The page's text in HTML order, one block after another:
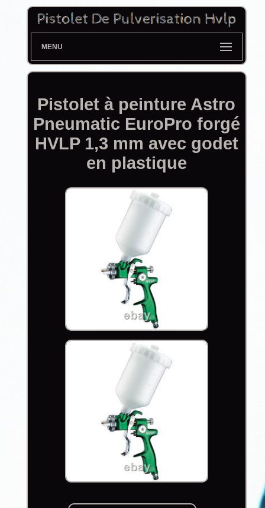
MENU
Pistolet à peinture Astro
Pneumatic EuroPro forgé
HVLP 1,3 mm avec godet
en plastique